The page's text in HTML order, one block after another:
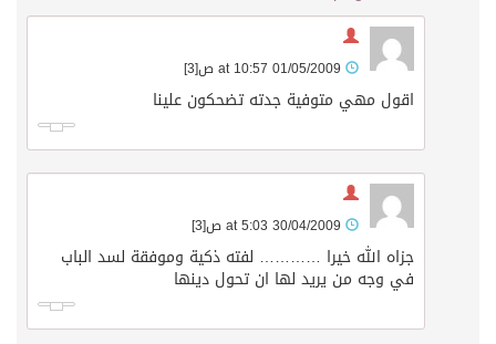
[3]
اقول مهي متوفية جدته تضحكون علينا
[3]
جزاه الله خيرا ………… لفته ذكية وموفقة لسد الباب
في وجه من يريد لها ان تحول دينها